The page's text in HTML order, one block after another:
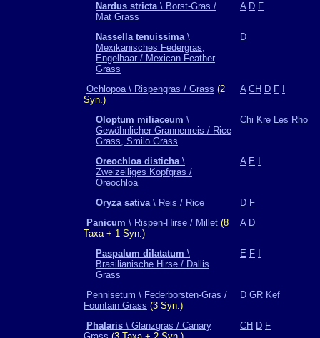
Nardus stricta\ Borst-Gras /
Mat Grass
A D F
Nassella tenuissima\
Mexikanisches Federgras,
Engelhaar / Mexican Feather
Grass
D
Ochlopoa \ Rispengras / Grass (2
Syn.)
A CH D F
Oloptum miliaceum \
Gewöhnlicher Grannenreis / Rice
Grass, Smilo Grass
Chi Kre Les Rho
Oreochloa disticha\
Zweizeiliges Kopfgras /
Oreochloa
A E
Oryza sativa\ Reis / Rice D F
Panicum \ Rispen-Hirse / Millet (8
Taxa + 1 Syn.)
A D
Paspalum dilatatum \
Brasilianische Hirse / Dallis
Grass
E F
Pennisetum \ Federborsten-Gras /
Fountain Grass (3 Syn.)
D GR Kef
Phalaris \ Glanzgras / Canary
CH D F